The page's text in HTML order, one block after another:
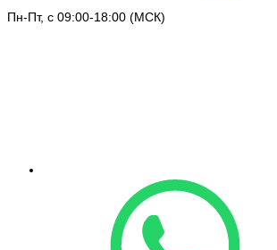
Пн-Пт, с 09:00-18:00 (МСК)